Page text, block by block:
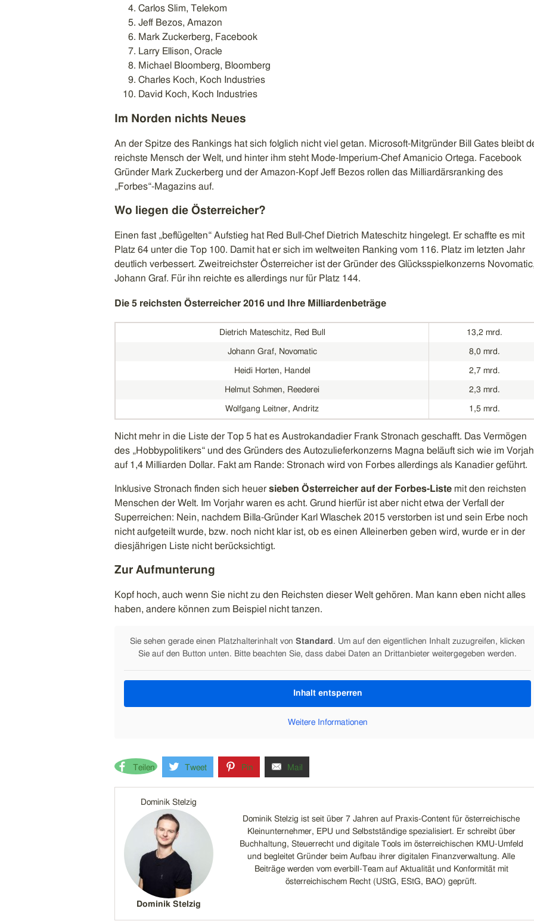
Carlos Slim, Telekom
Jeff Bezos, Amazon
Mark Zuckerberg, Facebook
Larry Ellison, Oracle
Michael Bloomberg, Bloomberg
Charles Koch, Koch Industries
David Koch, Koch Industries
Im Norden nichts Neues
An der Spitze des Rankings hat sich folglich nicht viel getan. Microsoft-Mitgründer Bill Gates bleibt
reichste Mensch der Welt, und hinter ihm steht Mode-Imperium-Chef Amanicio Ortega. Facebook
Gründer Mark Zuckerberg und der Amazon-Kopf Jeff Bezos rollen das Milliardärsranking des
„Forbes“-Magazins auf.
Wo liegen die Österreicher?
Einen fast „beflügelten“ Aufstieg hat Red Bull-Chef Dietrich Mateschitz hingelegt. Er schaffte es mit
Platz 64 unter die Top 100. Damit hat er sich im weltweiten Ranking vom 116. Platz im letzten Jahr
deutlich verbessert. Zweitreichster Österreicher ist der Gründer des Glücksspielkonzerns
Johann Graf. Für ihn reichte es allerdings nur für Platz 144.
Die 5 reichsten Österreicher 2016 und Ihre Milliardenbeträge
Dietrich Mateschitz, Red Bull 13,2 mrd.
Johann Graf, Novomatic 8,0 mrd.
Heidi Horten, Handel 2,7 mrd.
Helmut Sohmen, Reederei 2,3 mrd.
Wolfgang Leitner, Andritz 1,5 mrd.
Nicht mehr in die Liste der Top 5 hat es Austrokandadier Frank Stronach geschafft. Das Vermögen
des „Hobbypolitikers“ und des Gründers des Autozulieferkonzerns Magna beläuft sich wie im
auf 1,4 Milliarden Dollar. Fakt am Rande: Stronach wird von Forbes allerdings als Kanadier geführt.
Inklusive Stronach finden sich heuer sieben Österreicher auf der Forbes-Liste mit den reichsten
Menschen der Welt. Im Vorjahr waren es acht. Grund hierfür ist aber nicht etwa der Verfall der
Superreichen: Nein, nachdem Billa-Gründer Karl Wlaschek 2015 verstorben ist und sein Erbe noch
nicht aufgeteilt wurde, bzw. noch nicht klar ist, ob es einen Alleinerben geben wird, wurde er in der
diesjährigen Liste nicht berücksichtigt.
Zur Aufmunterung
Kopf hoch, auch wenn Sie nicht zu den Reichsten dieser Welt gehören. Man kann eben nicht alles
haben, andere können zum Beispiel nicht tanzen.
Sie sehen gerade einen Platzhalterinhalt von Standard . Um auf den eigentlichen Inhalt zuzugreifen, klicken
Sie auf den Button unten. Bitte beachten Sie, dass dabei Daten an Drittanbieter weitergegeben werden.
Inhalt entsperren
Weitere Informationen
Teilen Tweet Pin Mail
Dominik Stelzig
Dominik Stelzig
Dominik Stelzig ist seit über 7 Jahren auf Praxis-Content für österreichische
Kleinunternehmer, EPU und Selbstständige spezialisiert. Er schreibt über
Buchhaltung, Steuerrecht und digitale Tools im österreichischen KMU-Umfeld
und begleitet Gründer beim Aufbau ihrer digitalen Finanzverwaltung. Alle
Beiträge werden vom everbill-Team auf Aktualität und Konformität mit
österreichischem Recht (UStG, EStG, BAO) geprüft.